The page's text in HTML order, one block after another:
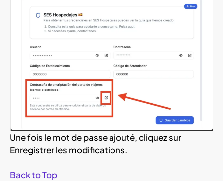
Une fois le mot de passe ajouté, cliquez sur
Enregistrer les modifications.
Back to Top